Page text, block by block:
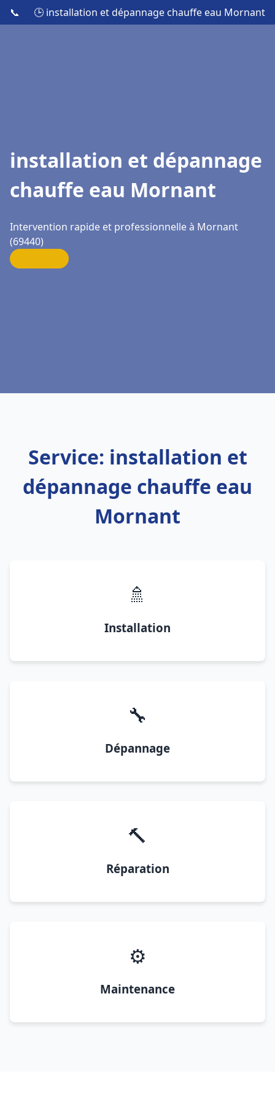
📞 🕒 installation et dépannage chauffe eau Mornant
installation et dépannage
chauffe eau Mornant
Intervention rapide et professionnelle à Mornant
(69440)
Service: installation et
dépannage chauffe eau
Mornant
🚿
Installation
🔧
Dépannage
🔨
Réparation
⚙️
Maintenance